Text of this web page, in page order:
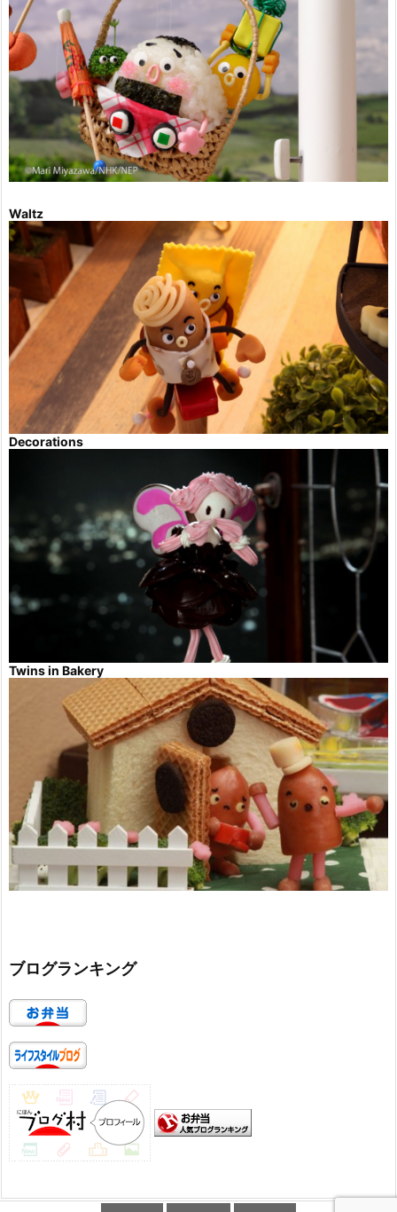
Waltz
Decorations
Twins in Bakery
ブログランキング